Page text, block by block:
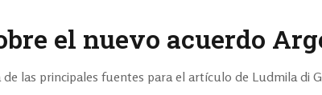
el nuevo acuerdo
de las principales fuentes para el artículo de Ludmila di